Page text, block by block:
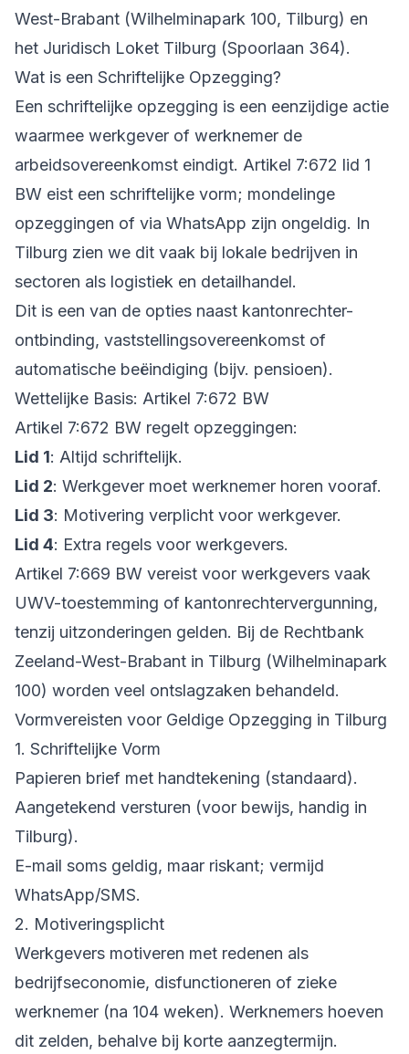
West-Brabant (Wilhelminapark 100, Tilburg) en
het Juridisch Loket Tilburg (Spoorlaan 364).
Wat is een Schriftelijke Opzegging?
Een schriftelijke opzegging is een eenzijdige actie
waarmee werkgever of werknemer de
arbeidsovereenkomst eindigt. Artikel 7:672 lid 1
BW eist een schriftelijke vorm; mondelinge
opzeggingen of via WhatsApp zijn ongeldig. In
Tilburg zien we dit vaak bij lokale bedrijven in
sectoren als logistiek en detailhandel.
Dit is een van de opties naast kantonrechter-
ontbinding, vaststellingsovereenkomst of
automatische beëindiging (bijv. pensioen).
Wettelijke Basis: Artikel 7:672 BW
Artikel 7:672 BW regelt opzeggingen:
Lid 1: Altijd schriftelijk.
Lid 2: Werkgever moet werknemer horen vooraf.
Lid 3: Motivering verplicht voor werkgever.
Lid 4: Extra regels voor werkgevers.
Artikel 7:669 BW vereist voor werkgevers vaak
UWV-toestemming of kantonrechtervergunning,
tenzij uitzonderingen gelden. Bij de Rechtbank
Zeeland-West-Brabant in Tilburg (Wilhelminapark
100) worden veel ontslagzaken behandeld.
Vormvereisten voor Geldige Opzegging in Tilburg
1. Schriftelijke Vorm
Papieren brief met handtekening (standaard).
Aangetekend versturen (voor bewijs, handig in
Tilburg).
E-mail soms geldig, maar riskant; vermijd
WhatsApp/SMS.
2. Motiveringsplicht
Werkgevers motiveren met redenen als
bedrijfseconomie, disfunctioneren of zieke
werknemer (na 104 weken). Werknemers hoeven
dit zelden, behalve bij korte aanzegtermijn.